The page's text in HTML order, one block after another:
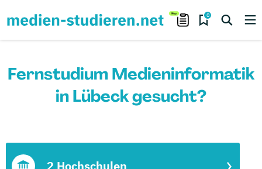
0
Fernstudium Medieninformatik
in Lübeck gesucht?
2 Hochschulen